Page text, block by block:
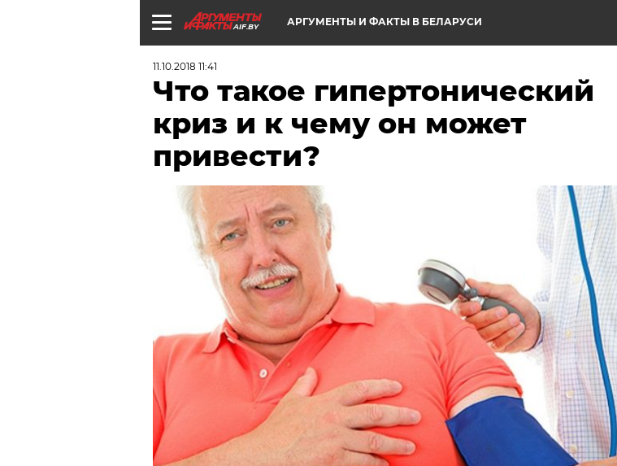
AIF.BY АРГУМЕНТЫ И ФАКТЫ В БЕЛАРУСИ
11.10.2018 11:41
Что такое гипертонический
криз и к чему он может
привести?